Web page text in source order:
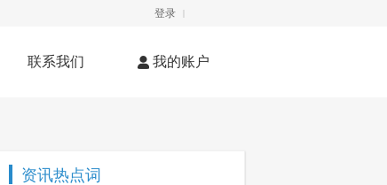
登录 |
联系我们 我的账户
资讯热点词